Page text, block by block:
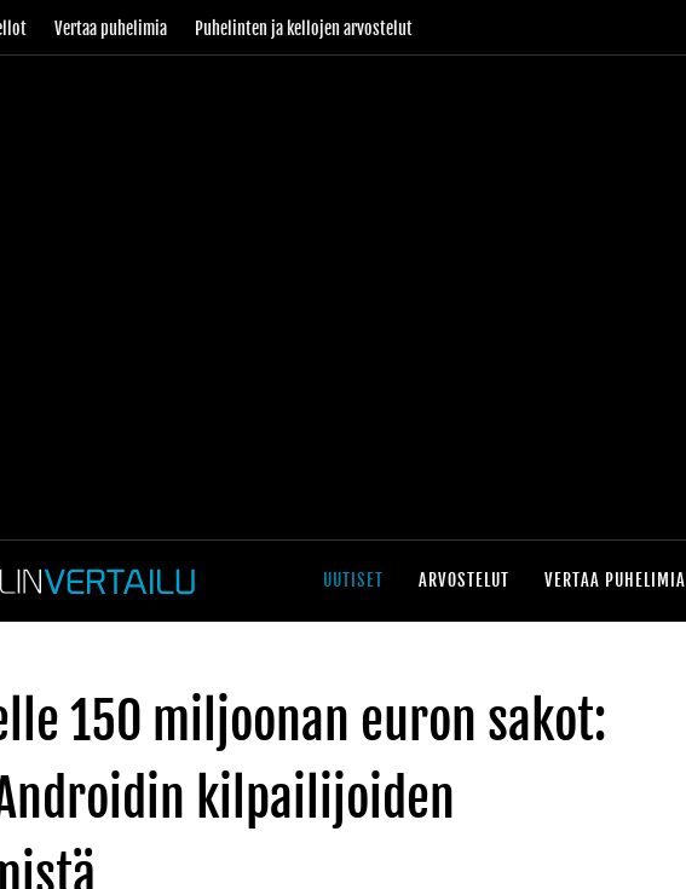
Vertaa puhelimia Puhelinten ja kellojen arvostelut
UUTISET ARVOSTELUT VERTAA PUHELIMIA
150 miljoonan euron sakot:
kilpailijoiden